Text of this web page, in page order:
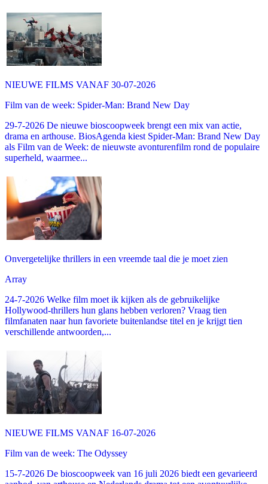
NIEUWE FILMS VANAF 30-07-2026
Film van de week: Spider-Man: Brand New Day
29-7-2026 De nieuwe bioscoopweek brengt een mix van actie,
drama en arthouse. BiosAgenda kiest Spider-Man: Brand New Day
als Film van de Week: de nieuwste avonturenfilm rond de populaire
superheld, waarmee...
Onvergetelijke thrillers in een vreemde taal die je moet zien
Array
24-7-2026 Welke film moet ik kijken als de gebruikelijke
Hollywood-thrillers hun glans hebben verloren? Vraag tien
filmfanaten naar hun favoriete buitenlandse titel en je krijgt tien
verschillende antwoorden,...
NIEUWE FILMS VANAF 16-07-2026
Film van de week: The Odyssey
15-7-2026 De bioscoopweek van 16 juli 2026 biedt een gevarieerd